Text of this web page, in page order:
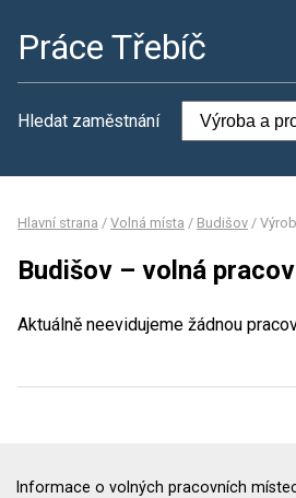
Práce Třebíč
Hledat zaměstnání
Hlavní strana / Volná místa / Budišov /
Budišov – volná
Aktuálně neevidujeme žádnou
Informace o volných pracovních